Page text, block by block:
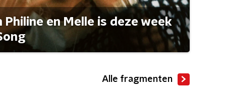
Philine en Melle is deze week
Alle fragmenten